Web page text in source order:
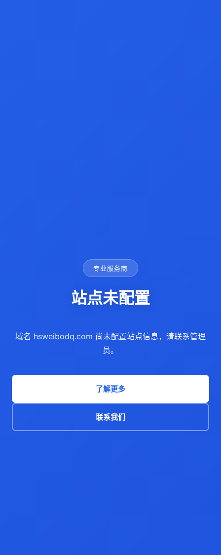
专业服务商
站点未配置
域名 hsweibodq.com 尚未配置站点信息，请联系管理
员。
了解更多
联系我们